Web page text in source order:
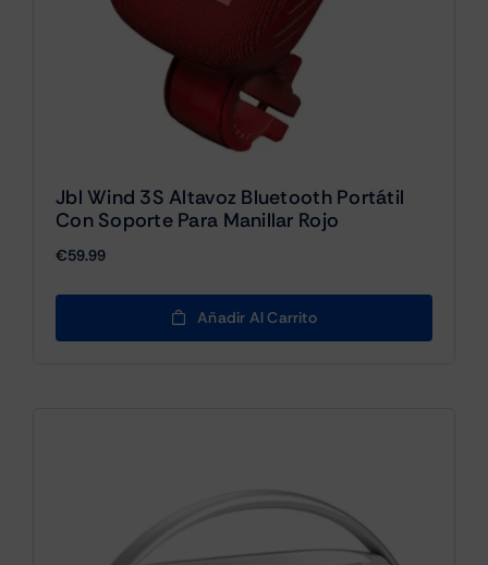
Jbl Wind 3S Altavoz Bluetooth Portátil
Con Soporte Para Manillar Rojo
€59.99
Añadir Al Carrito